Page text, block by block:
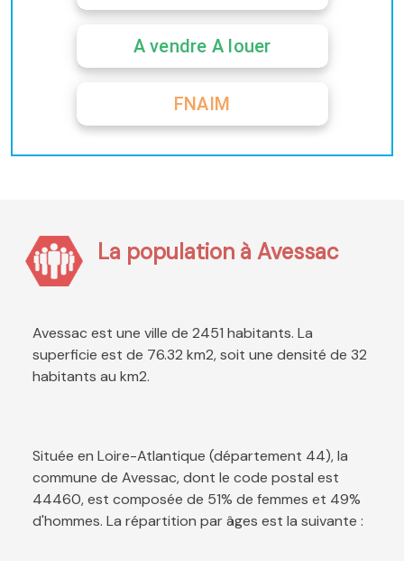
A vendre A louer
FNAIM
La population à Avessac
Avessac est une ville de 2451 habitants. La
superficie est de 76.32 km2, soit une densité de 32
habitants au km2.
Située en Loire-Atlantique (département 44), la
commune de Avessac, dont le code postal est
44460, est composée de 51% de femmes et 49%
d'hommes. La répartition par âges est la suivante :